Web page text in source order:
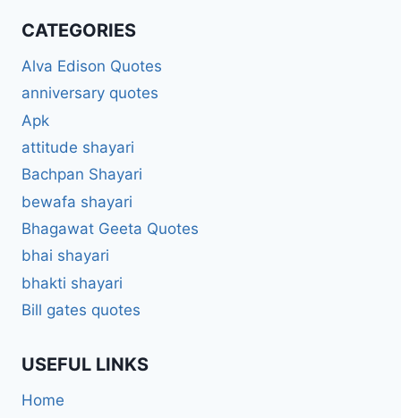
CATEGORIES
Alva Edison Quotes
anniversary quotes
Apk
attitude shayari
Bachpan Shayari
bewafa shayari
Bhagawat Geeta Quotes
bhai shayari
bhakti shayari
Bill gates quotes
USEFUL LINKS
Home